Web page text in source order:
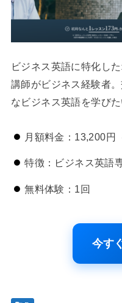
ビジネス英語に特化し
講師がビジネス経験者
なビジネス英語を学びた
月額料金：13,200円
特徴：ビジネス英語
無料体験：1回
今す